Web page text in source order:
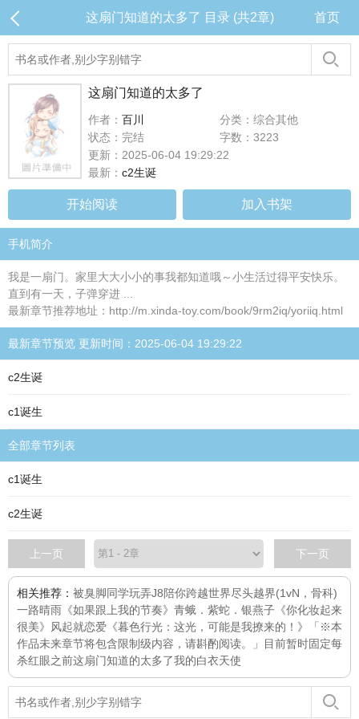
这扇门知道的太多了 目录 (共2章) 首页
这扇门知道的太多了
作者： 百川
分类：综合其他
状态：完结
字数：3223
更新：2025-06-04 19:29:22
最新： c2生诞
开始阅读 加入书架
手机简介
我是一扇门。家里大大小小的事我都知道哦～小生活过得平安快乐。
直到有一天，子弹穿进 ...
最新章节推荐地址：http://m.xinda-toy.com/book/9rm2iq/yoriiq.html
最新章节预览 更新时间：2025-06-04 19:29:22
c2生诞
c1诞生
全部章节列表
c1诞生
c2生诞
上一页 下一页
相关推荐： 被臭脚同学玩弄J8陪你跨越世界尽头越界(1vN，骨科)
一路晴雨 《如果跟上我的节奏》 青蛾．紫蛇．银燕子 《你化妆起来
很美》
风起就恋爱 《暮色行光：这光，可能是我撩来的！》「※本
作品未来章节将包含限制级内容，请斟酌阅读。」目前暂时固定每
杀红眼之前这扇门知道的太多了我的白衣天使